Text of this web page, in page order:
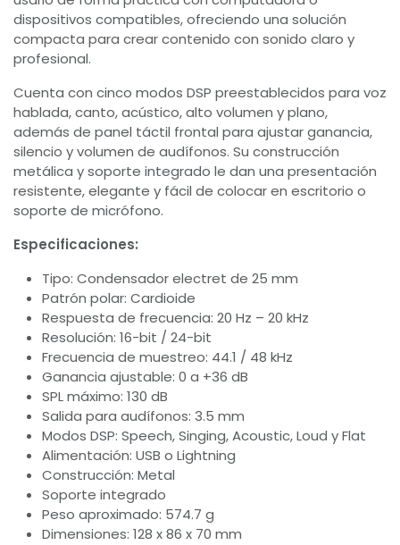
dispositivos compatibles, ofreciendo una solución
compacta para crear contenido con sonido claro y
profesional.
Cuenta con cinco modos DSP preestablecidos para voz
hablada, canto, acústico, alto volumen y plano,
además de panel táctil frontal para ajustar ganancia,
silencio y volumen de audífonos. Su construcción
metálica y soporte integrado le dan una presentación
resistente, elegante y fácil de colocar en escritorio o
soporte de micrófono.
Especificaciones:
Tipo: Condensador electret de 25 mm
Patrón polar: Cardioide
Respuesta de frecuencia: 20 Hz – 20 kHz
Resolución: 16-bit / 24-bit
Frecuencia de muestreo: 44.1 / 48 kHz
Ganancia ajustable: 0 a +36 dB
SPL máximo: 130 dB
Salida para audífonos: 3.5 mm
Modos DSP: Speech, Singing, Acoustic, Loud y Flat
Alimentación: USB o Lightning
Construcción: Metal
Soporte integrado
Peso aproximado: 574.7 g
Dimensiones: 128 x 86 x 70 mm